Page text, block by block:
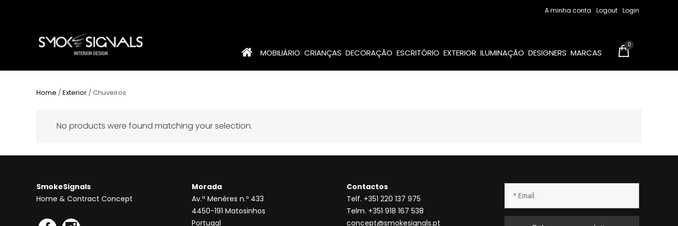
A minha conta Logout Login
MOBILIÁRIO CRIANÇAS DECORAÇÃO ESCRITÓRIO EXTERIOR ILUMINAÇÃO DESIGNERS MARCAS
0
Home /Exterior / Chuveiros
No products were found matching your selection.
SmokeSignals
Home & Contract Concept
Morada
Av.ª Menéres n.º 433
4450-191 Matosinhos
Portugal
Contactos
Telf. +351 220 137 975
Telm. +351 918 167 538
concept@smokesignals.pt